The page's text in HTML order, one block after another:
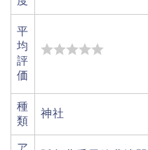
平
均
評
価
種
類
神社